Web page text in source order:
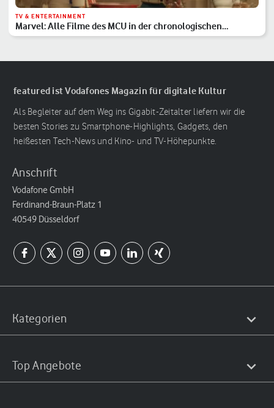
TV & ENTERTAINMENT
Marvel: Alle Filme des MCU in der chronologischen
Reihenfolge
featured ist Vodafones Magazin für digitale Kultur
Als Begleiter auf dem Weg ins Gigabit-Zeitalter liefern wir die
besten Stories zu Smartphone-Highlights, Gadgets, den
heißesten Tech-News und Kino- und TV-Höhepunkte.
Anschrift
Vodafone GmbH
Ferdinand-Braun-Platz 1
40549 Düsseldorf
Kategorien
Top Angebote